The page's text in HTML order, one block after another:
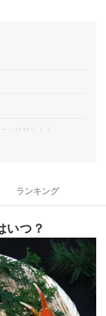
来5年以上にわたっ
ントによって運営され
。冬の味覚の王者・カ
度の良い海の幸を中心
慢。シンプルで落ち着
っています。磯釣り
ており、釣り好きの人
、本館は、現在も建具
す。新館7階の展望大
。食事は、美保関や
に注目しよう
気ランキング
ェックしよう
ランキング
いつ？